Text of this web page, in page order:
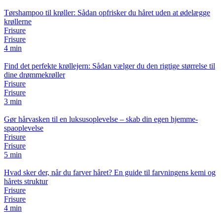
Tørshampoo til krøller: Sådan opfrisker du håret uden at ødelægge
krøllerne
Frisure
Frisure
4 min
Find det perfekte krøllejern: Sådan vælger du den rigtige størrelse til
dine drømmekrøller
Frisure
Frisure
3 min
Gør hårvasken til en luksusoplevelse – skab din egen hjemme-
spaoplevelse
Frisure
Frisure
5 min
Hvad sker der, når du farver håret? En guide til farvningens kemi og
hårets struktur
Frisure
Frisure
4 min